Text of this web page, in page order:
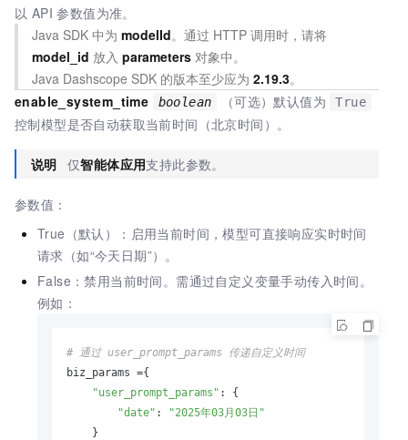
以 API 参数值为准。
Java SDK 中为 modelId。通过 HTTP 调用时，请将
model_id 放入 parameters 对象中。
Java Dashscope SDK 的版本至少应为 2.19.3。
enable_system_time
boolean （可选）默认值为 True
控制模型是否自动获取当前时间（北京时间）。
说明 仅智能体应用支持此参数。
参数值：
True（默认）：启用当前时间，模型可直接响应实时时间
请求（如“今天日期”）。
False：禁用当前时间。需通过自定义变量手动传入时间。
例如：
# 通过 user_prompt_params 传递自定义时间
biz_params ={
"user_prompt_params" : {
"date" :
"2025年03月03日"
    }